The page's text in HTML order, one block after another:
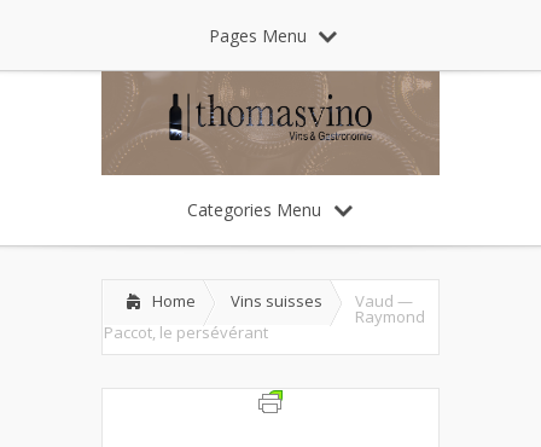
Pages Menu
Categories Menu
Home Vins suisses Vaud —
Raymond
Paccot, le persévérant